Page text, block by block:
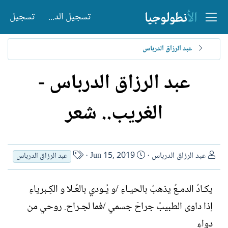
تسجيل الدخول تسجيل
عبد الرزاق الدرباس
عبد الرزاق الدرباس -
الغريب.. شعر
ا
ل
ا
ت
ب
عبد الرزاق الدرباس
ت
ا
ي
خ
Jun 15, 2019
ا
س
ا
ل
ك
عبد الرزاق الدرباس
يكـادُ الدمـعُ يذهبُ بالحيـاءِ /و يُـودي بالعُـلا و الكِـبرياءِ
إذا داوى الطبيبُ جراحَ جسمي /فما لجـراح ِ روحي من
دواءِ